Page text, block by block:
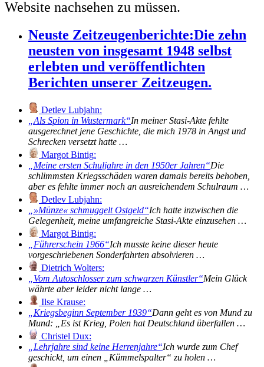
Website nachsehen zu müssen.
Neuste Zeitzeugenberichte:Die zehn
neusten von insgesamt 1948 selbst
erlebten und veröffentlichten
Berichten unserer Zeitzeugen.
Detlev Lubjahn:
Als Spion in Wustermark In meiner Stasi-Akte fehlte
ausgerechnet jene Geschichte, die mich 1978 in Angst und
Schrecken versetzt hatte …
Margot Bintig:
Meine ersten Schuljahre in den 1950er Jahren Die
schlimmsten Kriegsschäden waren damals bereits behoben,
aber es fehlte immer noch an ausreichendem Schulraum …
Detlev Lubjahn:
»Münze« schmuggelt Ostgeld Ich hatte inzwischen die
Gelegenheit, meine umfangreiche Stasi-Akte einzusehen …
Margot Bintig:
Führerschein 1966 Ich musste keine dieser heute
vorgeschriebenen Sonderfahrten absolvieren …
Dietrich Wolters:
Vom Autoschlosser zum schwarzen Künstler Mein Glück
währte aber leider nicht lange …
Ilse Krause:
Kriegsbeginn September 1939 Dann geht es von Mund zu
Mund: „Es ist Krieg, Polen hat Deutschland überfallen …
Christel Dux:
Lehrjahre sind keine Herrenjahre Ich wurde zum Chef
geschickt, um einen „Kümmelspalter“ zu holen …